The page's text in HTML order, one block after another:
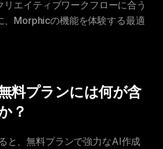
エイティブワークフローに合う
、Morphicの機能を体験する最適
料プランには何が含
？
と、無料プランで強力なAI作成